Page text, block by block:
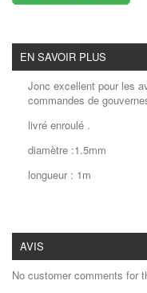
EN SAVOIR PLUS
Jonc excellent pour les
commandes de
livré enroulé .
diamètre :1.5mm
longueur : 1m
AVIS
No customer comments for